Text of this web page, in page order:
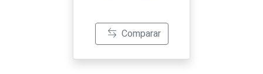
Comparar